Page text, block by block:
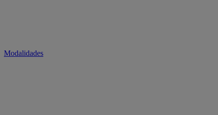
Modalidades